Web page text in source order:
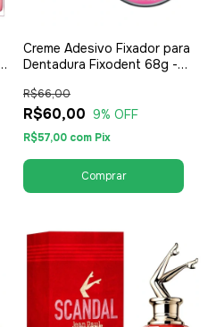
Creme Adesivo Fixador para
Dentadura Fixodent 68g -
R$60,00
R$66,00
9% OFF
R$57,00 com Pix